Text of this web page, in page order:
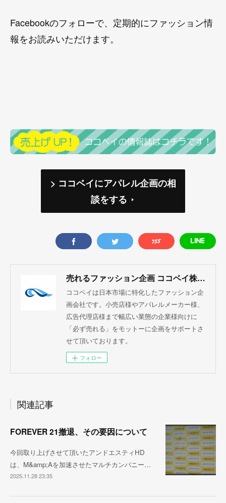
Facebookのフォローで、定期的にファッション情
報をお読みいただけます。
> ココベイにアパレル企画の相
談をする
売れるファッション企画 ココベイ株式会社
ココベイは日本市場に特化したファッション企
画会社です。小売店様やアパレルメーカー様、
広告代理店様まで幅広い業態の企業様向けに
「必ず売れる」をモットーに企画をサポートさ
せて頂いております。
フォロー
関連記事
FOREVER 21撤退、その要因について
今回取り上げさせて頂いたアンドエスティHD
は、M&amp;Aを加速させたマルチカンパニー…
2025.11.28 23:35